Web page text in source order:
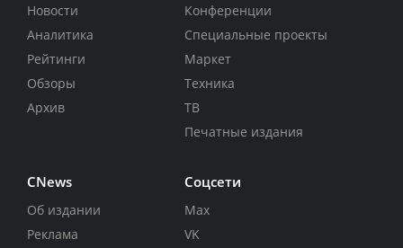
Новости
Аналитика
Рейтинги
Обзоры
Архив
Конференции
Специальные проекты
Маркет
Техника
ТВ
Печатные издания
CNews
Об издании
Реклама
Соцсети
Max
VK